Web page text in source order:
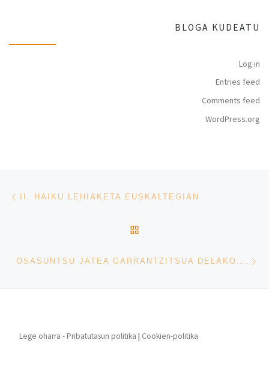
BLOGA KUDEATU
Log in
Entries feed
Comments feed
WordPress.org
Post navigation
II. HAIKU LEHIAKETA EUSKALTEGIAN
OSASUNTSU JATEA GARRANTZITSUA DELAKO….
Lege oharra - Pribatutasun politika | Cookien-politika